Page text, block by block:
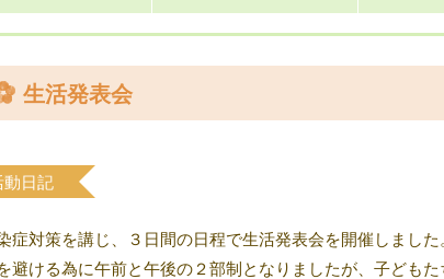
生活発表会
動日記
症対策を講じ、３日間の日程で生活発表会を開催しました
避ける為に午前と午後の２部制となりましたが、子ども
いて